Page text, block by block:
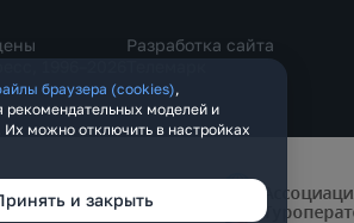
1996–2026
Разработка сайта
браузера (cookies),
рекомендательных моделей и
Их можно отключить в настройках
и закрыть